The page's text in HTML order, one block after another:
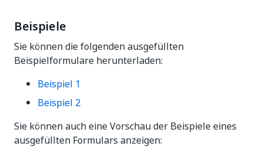
Beispiele
Sie können die folgenden ausgefüllten
Beispielformulare herunterladen:
Beispiel 1
Beispiel 2
Sie können auch eine Vorschau der Beispiele eines
ausgefüllten Formulars anzeigen: